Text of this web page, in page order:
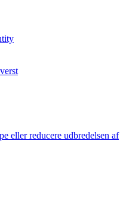
eller reducere udbredelsen af